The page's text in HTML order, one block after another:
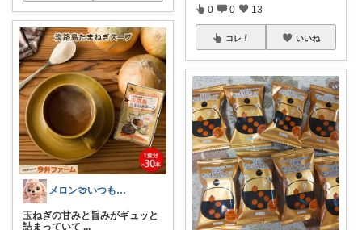
メロン🍈いつも感謝様✨️
玉ねぎの甘みと旨みがギュッと
詰まっていて ...
0 0 13
コレ いいね